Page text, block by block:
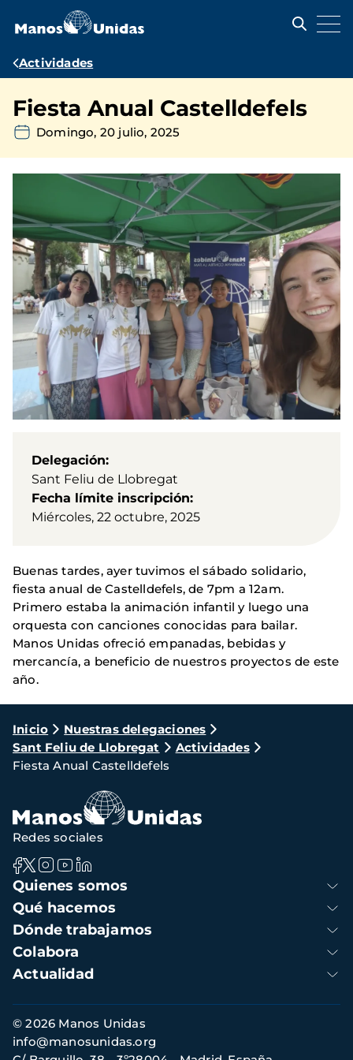
contenido
Ruta
navegación
Actividades
Fiesta Anual Castelldefels
Domingo, 20 julio, 2025
Delegación
Sant Feliu de Llobregat
Fecha límite inscripción
Miércoles, 22 octubre, 2025
Buenas tardes, ayer tuvimos el sábado solidario,
fiesta anual de Castelldefels, de 7pm a 12am.
Primero estaba la animación infantil y luego una
orquesta con canciones conocidas para bailar.
Manos Unidas ofreció empanadas, bebidas y
mercancía, a beneficio de nuestros proyectos de este
año.
Ruta
de
navegación
Inicio
Nuestras delegaciones
Sant Feliu de Llobregat
Actividades
Fiesta Anual Castelldefels
Navegación
principal
Quienes somos
Qué hacemos
Dónde trabajamos
Colabora
Actualidad
Redes sociales
Información
de
contacto
© 2026 Manos Unidas
info@manosunidas.org